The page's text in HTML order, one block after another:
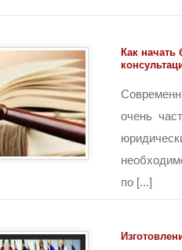
Как начать
очень
по [...]